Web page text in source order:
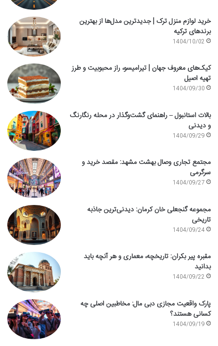
خرید لوازم منزل ترک | جدیدترین مدل‌ها از بهترین
برندهای ترکیه
1404/10/02
کیک‌های معروف جهان | تیرامیسو، راز محبوبیت و طرز
تهیه اصیل
1404/09/30
بالات استانبول – راهنمای گشت‌وگذار در محله رنگارنگ
و دیدنی
1404/09/29
مجتمع تجاری وصال بهشت مشهد: مقصد خرید و
سرگرمی
1404/09/27
مجموعه گنجعلی خان کرمان: دیدنی‌ترین جاذبه
تاریخی
1404/09/24
مقبره پیر بکران: تاریخچه، معماری و هر آنچه باید
بدانید
1404/09/22
پارک واقعیت مجازی دبی مال: مخاطبین اصلی چه
کسانی هستند؟
1404/09/19